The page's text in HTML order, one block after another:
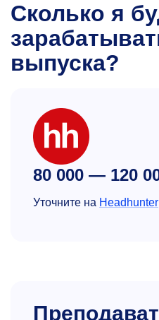
Сколько я
выпуска?
80 000 — 120
Уточните на Headhunter